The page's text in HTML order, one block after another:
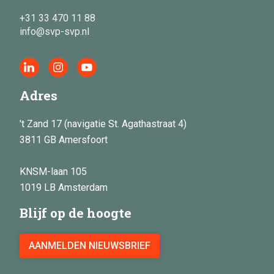
+31 33 470 11 88
info@svp-svp.nl
Adres
't Zand 17 (navigatie St. Agathastraat 4)
3811 GB Amersfoort
KNSM-laan 105
1019 LB Amsterdam
Blijf op de hoogte
AANMELDEN NIEUWSBRIEF